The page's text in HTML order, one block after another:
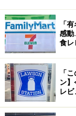
注文すると「少
り、レジ奥のオ
渡された袋は、ア
えて持ち帰りまし
れたままです。袋
いしそうです！
「
感動
食レ
「
ン
レ